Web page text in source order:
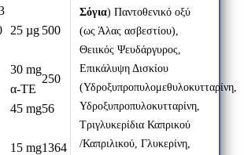
25 µg 500
30 mg
α-TE
250
45 mg56
15 mg1364
Σόγια) Παντοθενικό οξύ
(ως Άλας ασβεστίου),
Θειικός Ψευδάργυρος,
Επικάλυψη Δισκίου
(Υδροξυπροπυλομεθυλοκυτταρίνη,
Υδροξυπροπυλοκυτταρίνη,
Τριγλυκερίδια Καπρικού
/Καπριλικού, Γλυκερίνη,